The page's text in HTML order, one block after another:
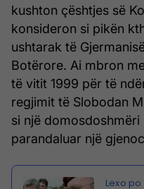
kushton çështjes së
konsideron si pikën
ushtarak të
Botërore. Ai mbron
të vitit 1999 për të
regjimit të Slobodan
si një
parandaluar një